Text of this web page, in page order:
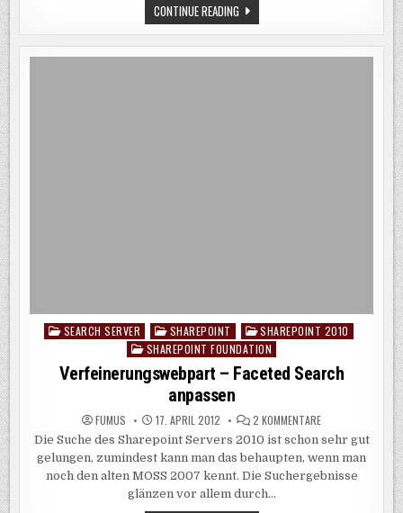
CONTINUE READINGERWEITERTE
SUCHE
IN
SHAREPOINT
ANPASSEN
Posted
SEARCH SERVER SHAREPOINT
SHAREPOINT 2010
SHAREPOINT FOUNDATION
Verfeinerungswebpart – Faceted Search
anpassen
FUMUS 17. APRIL 2012 2 KOMMENTAREZU
–
SEARCH
ANPASSEN
Die Suche des Sharepoint Servers 2010 ist schon sehr gut
gelungen, zumindest kann man das behaupten, wenn man
noch den alten MOSS 2007 kennt. Die Suchergebnisse
glänzen vor allem durch…